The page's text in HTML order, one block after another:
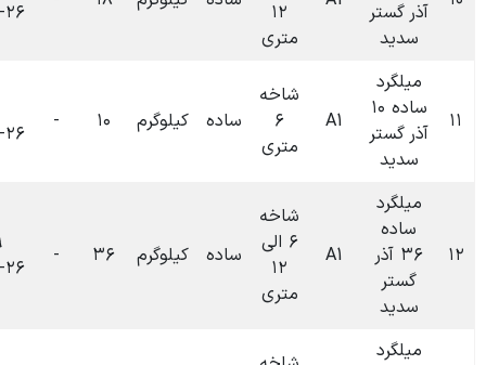
۱۲
۱۴۰۴-۰۶-۲۶
۶
ساده کیلوگرم ۱۰ -
۰۹:۴۰
۱۴۰۴-۰۶-۲۶
تومان
۶ الی
۱۲
ساده کیلوگرم ۳۶ -
۰۹:۳۹
۱۴۰۴-۰۶-۲۶
تومان